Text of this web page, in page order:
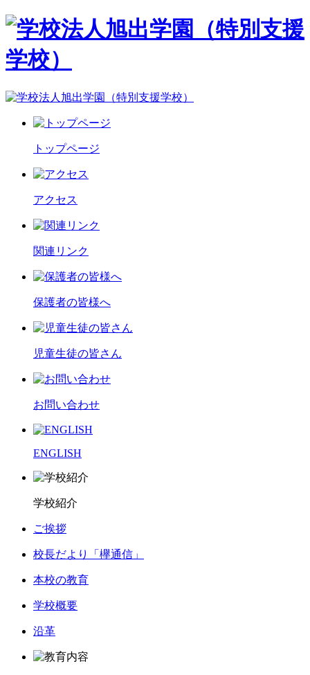
トップページ
アクセス
関連リンク
保護者の皆様へ
児童生徒の皆さん
お問い合わせ
ENGLISH
学校紹介
ご挨拶
校長だより「欅通信」
本校の教育
学校概要
沿革